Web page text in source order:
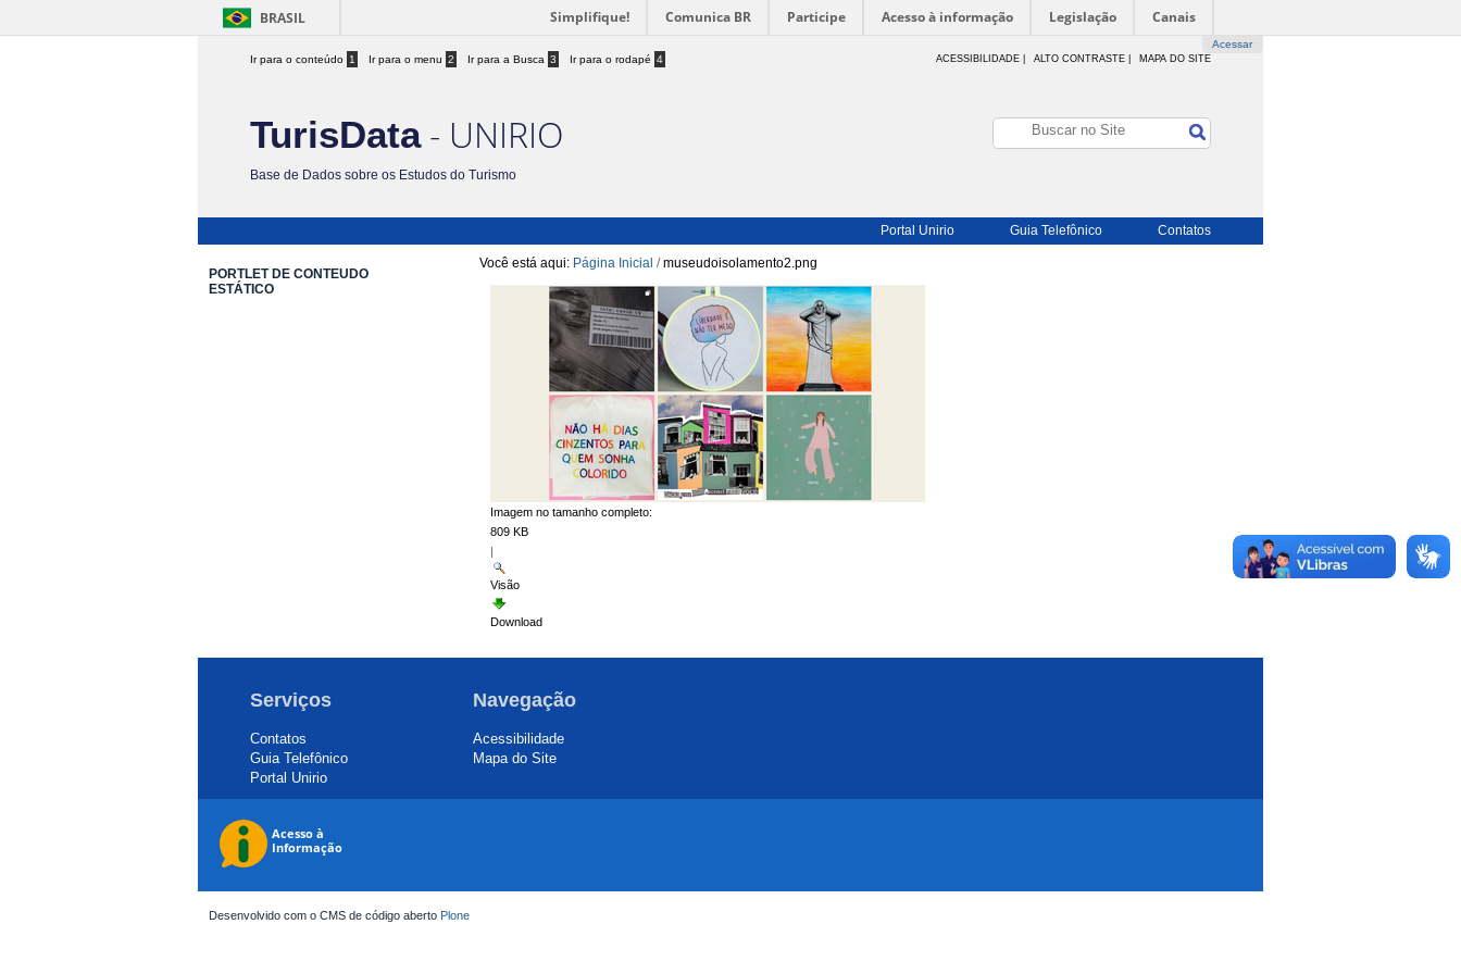
BRASIL Simplifique! Comunica BR Participe Acesso à informação Legislação Canais
Acessar
Ir para o conteúdo 1 Ir para o menu 2 Ir para a Busca 3 Ir para o rodapé 4 ACESSIBILIDADE ALTO CONTRASTE | MAPA DO SITE
TurisData- UNIRIO
Base de Dados sobre os Estudos do Turismo
Portal Unirio Guia Telefônico Contatos
Você está aqui: Página Inicial /museudoisolamento2.png
Imagem no tamanho completo:
809 KB
|
Visão
Download
PORTLET DE CONTEUDO
ESTÁTICO
Serviços
Contatos
Guia Telefônico
Portal Unirio
Navegação
Acessibilidade
Mapa do Site
Desenvolvido com o CMS de código aberto Plone